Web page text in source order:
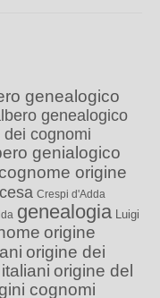
genealogico
genealogico
cognomi
genialogico
cognome origine
Crespi d'Adda
genealogia Luigi
origine
origine dei
origine del
cognomi